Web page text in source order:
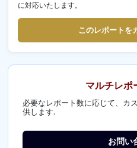
に対応いたします。
このレポートを
マルチレポ
必要なレポート数に応じて、カ
供します.
お問い